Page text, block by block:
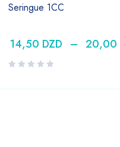
Seringue 1CC
14,50 DZD – 20,00